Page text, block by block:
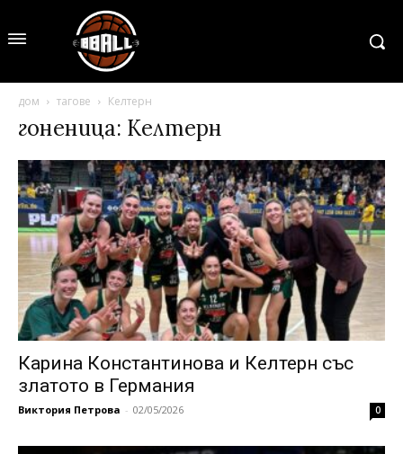
дом тагове Келтерн
гоненица: Келтерн
Карина Константинова и Келтерн със
златото в Германия
Виктория Петрова - 02/05/2026 0